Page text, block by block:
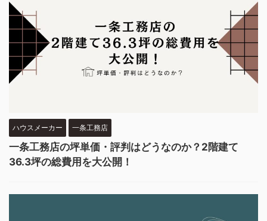
ハウスメーカー 一条工務店
一条工務店の坪単価・評判はどうなのか？2階建て
36.3坪の総費用を大公開！